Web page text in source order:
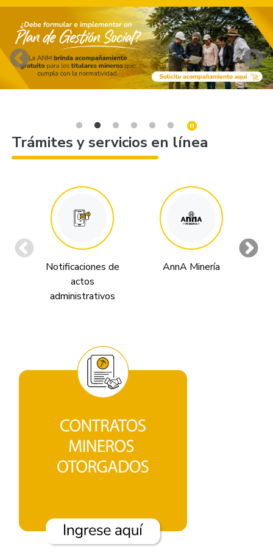
Trámites y servicios en línea
Notificaciones de
actos
administrativos
AnnA Minería